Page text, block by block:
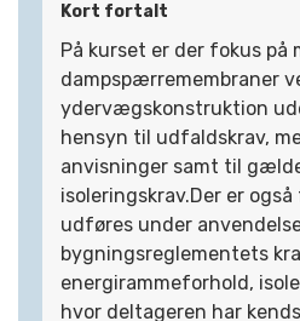
Kort fortalt
På kurset er der fokus
dampspærremembraner
ydervægskonstruktion
hensyn til udfaldskrav,
anvisninger samt til
isoleringskrav.Der er
udføres under
bygningsreglementets
energirammeforhold,
hvor deltageren har